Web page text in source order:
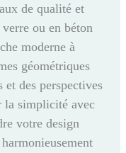
de qualité et
ou en béton
moderne à
géométriques
et des perspectives
la simplicité avec
votre design